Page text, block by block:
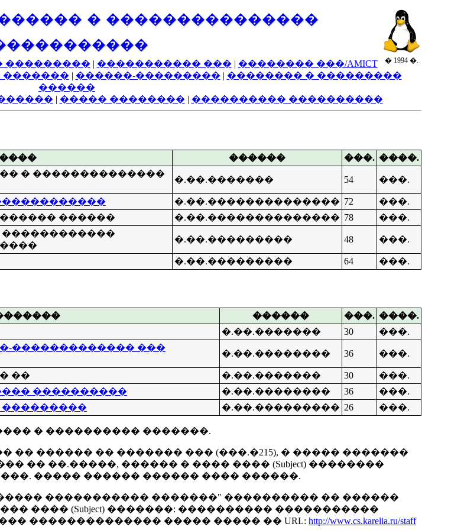
� 1994 �.
� ���������������
��������� | ����������� ��� | �������� ���/AMICT
������� | ������-��������� | �������� � ���������
������
| ����� �������� | ���������� ����������
������ ���. ����.
� ��������������
�.��.������� 54 ���.
�.��.�������������� 72
���.
������ �.��.�������������� 78 ���.
�.��.��������� 48 ���.
�.��.��������� 64 ���.
������ ���. ����.
�.��.������� 30 ���.
������������� ���
�.��.�������� 36 ���.
�� �.��.������� 30
���.
���������� �.��.�������� 36
���.
�.��.��������� 26 ���.
� ���������� �������.
������ �� ������� ��� (���.�215), � ����� �������
��.�����, ������ � ���� ���� (Subject) ��������
����� ������ ������ ���� ������.
����������� �������" ���������� �� ������
���� (Subject) �������: ���������� �����������
�������������� ����� ����� �� URL: http://www.cs.karelia.ru/staff